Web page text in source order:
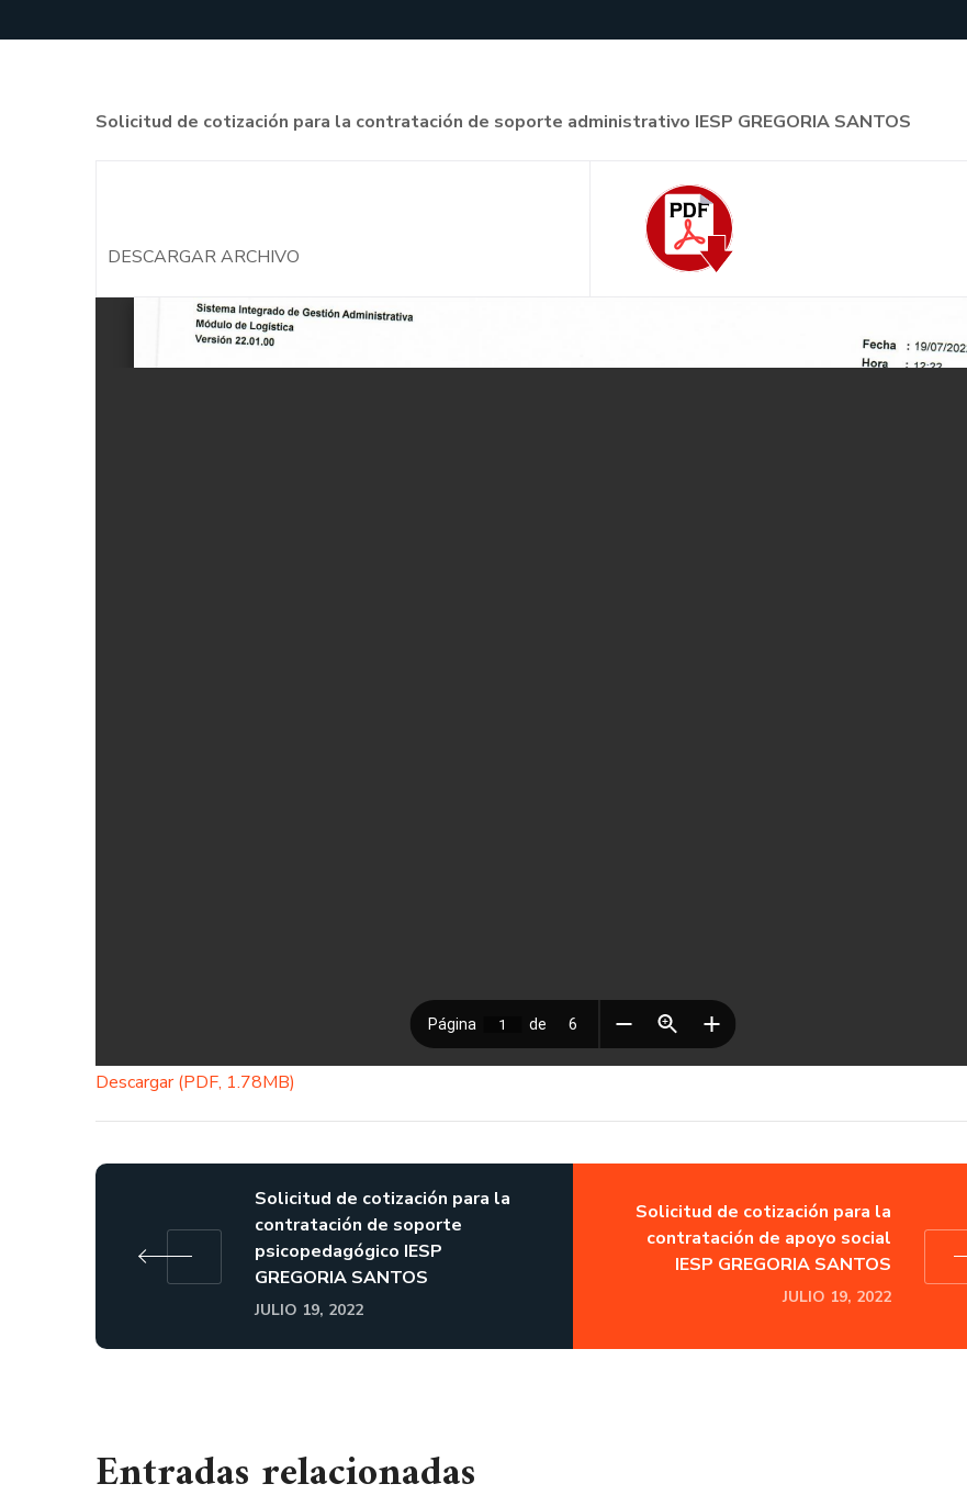
Solicitud de cotización para la contratación de soporte administrativo IESP GREGORIA SANTOS
DESCARGAR ARCHIVO
Descargar (PDF, 1.78MB)
Solicitud de cotización para la
contratación de soporte
psicopedagógico IESP
GREGORIA SANTOS
JULIO 19, 2022
Solicitud de cotización para la
contratación de apoyo social
IESP GREGORIA SANTOS
JULIO 19, 2022
Entradas relacionadas